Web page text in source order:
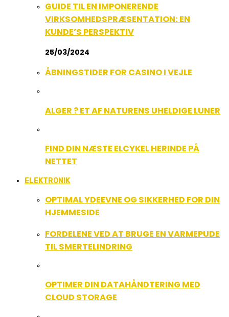
GUIDE TIL EN IMPONERENDE
VIRKSOMHEDSPRÆSENTATION: EN
KUNDE’S PERSPEKTIV
25/03/2024
ÅBNINGSTIDER FOR CASINO I VEJLE
ALGER ? ET AF NATURENS UHELDIGE LUNER
FIND DIN NÆSTE ELCYKEL HERINDE PÅ
NETTET
ELEKTRONIK
OPTIMAL YDEEVNE OG SIKKERHED FOR DIN
HJEMMESIDE
FORDELENE VED AT BRUGE EN VARMEPUDE
TIL SMERTELINDRING
OPTIMER DIN DATAHÅNDTERING MED
CLOUD STORAGE